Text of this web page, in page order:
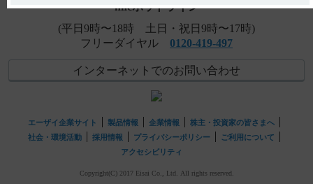
hhcホットライン
(平日9時〜18時 土日・祝日9時〜17時)
フリーダイヤル 0120-419-497
インターネットでのお問い合わせ
エーザイ企業サイト 製品情報 企業情報
株主・投資家の皆さまへ
社会・環境活動
採用情報 プライバシーポリシー
ご利用について
アクセシビリティ
Copyright(C) 2017 Eisai Co., Ltd. All rights reserved.